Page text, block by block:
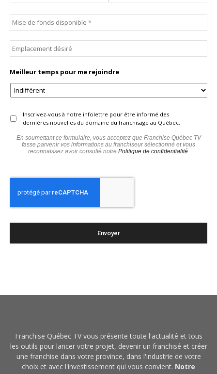
Mise
de
fonds
Emplacement
désiré
Meilleur temps pour me rejoindre
Infolettre
Inscrivez-vous à notre infolettre pour être informé des
dernières nouvelles du domaine du franchisage au Québec.
En soumettant ce formulaire, vous acceptez que Franchise Québec TV
fasse parvenir vos informations au franchiseur sélectionné et vous
reconnaissez avoir consulté notre Politique de confidentialité.
Franchise Québec TV vous présente toute l'actualité et tous
les outils pour lancer votre projet, devenir un franchisé et créer
une franchise dans votre province, dans l'industrie de votre
choix et avec l'investissement qui vous convient. Notre